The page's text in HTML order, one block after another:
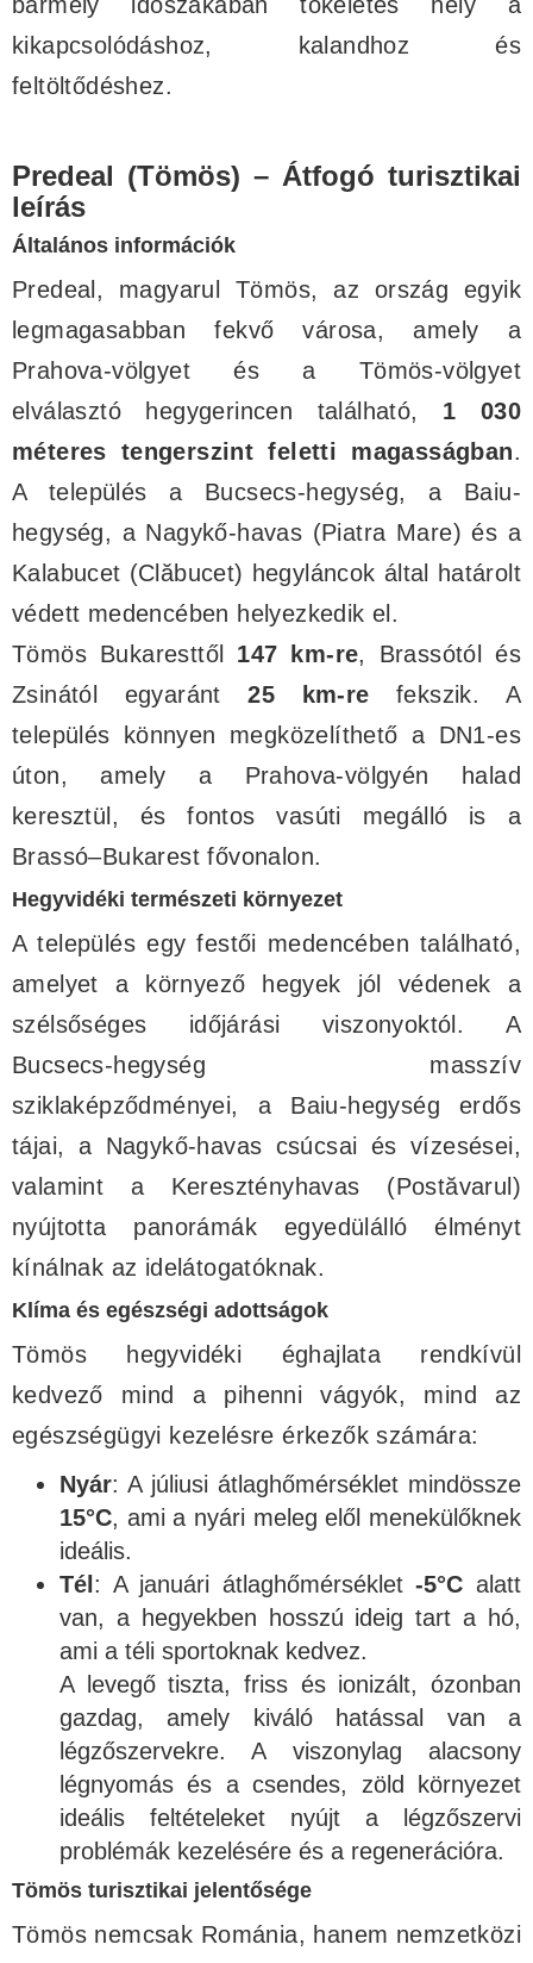
kikapcsolódáshoz, kalandhoz és
feltöltődéshez.
Predeal (Tömös) – Átfogó turisztikai
leírás
Általános információk
Predeal, magyarul Tömös, az ország egyik
legmagasabban fekvő városa, amely a
Prahova-völgyet és a Tömös-völgyet
elválasztó hegygerincen található, 1 030
méteres tengerszint feletti magasságban.
A település a Bucsecs-hegység, a Baiu-
hegység, a Nagykő-havas (Piatra Mare) és a
Kalabucet (Clăbucet) hegyláncok által határolt
védett medencében helyezkedik el.
Tömös Bukaresttől 147 km-re, Brassótól és
Zsinától egyaránt25 km-re fekszik. A
település könnyen megközelíthető a DN1-es
úton, amely a Prahova-völgyén halad
keresztül, és fontos vasúti megálló is a
Brassó–Bukarest fővonalon.
Hegyvidéki természeti környezet
A település egy festői medencében található,
amelyet a környező hegyek jól védenek a
szélsőséges időjárási viszonyoktól. A
Bucsecs-hegység masszív
sziklaképződményei, a Baiu-hegység erdős
tájai, a Nagykő-havas csúcsai és vízesései,
valamint a Keresztényhavas (Postăvarul)
nyújtotta panorámák egyedülálló élményt
kínálnak az idelátogatóknak.
Klíma és egészségi adottságok
Tömös hegyvidéki éghajlata rendkívül
kedvező mind a pihenni vágyók, mind az
egészségügyi kezelésre érkezők számára:
Nyár: A júliusi átlaghőmérséklet mindössze
15°C, ami a nyári meleg elől menekülőknek
ideális.
Tél : A januári átlaghőmérséklet-5°C alatt
van, a hegyekben hosszú ideig tart a hó,
ami a téli sportoknak kedvez.
A levegő tiszta, friss és ionizált, ózonban
gazdag, amely kiváló hatással van a
légzőszervekre. A viszonylag alacsony
légnyomás és a csendes, zöld környezet
ideális feltételeket nyújt a légzőszervi
problémák kezelésére és a regenerációra.
Tömös turisztikai jelentősége
Tömös nemcsak Románia, hanem nemzetközi